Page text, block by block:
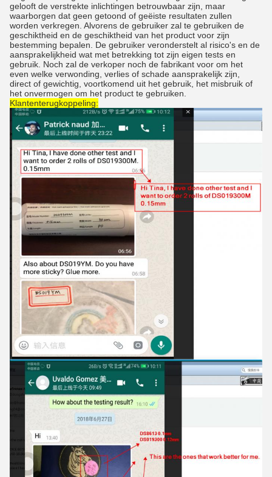
gelooft de verstrekte inlichtingen betrouwbaar zijn, maar
waarborgen dat geen getoond of geëiste resultaten zullen
worden verkregen. Alvorens de gebruiker zal te gebruiken de
geschiktheid en de geschiktheid van het product voor zijn
bestemming bepalen. De gebruiker veronderstelt al risico's en de
aansprakelijkheid wat met betrekking tot zijn eigen tests en
gebruik. Noch zal de verkoper noch de fabrikant voor om het
even welke verwonding, verlies of schade aansprakelijk zijn,
direct of gewichtig, voortkomend uit het gebruik, het misbruik of
het onvermogen om het product te gebruiken.
Klantenterugkoppeling: